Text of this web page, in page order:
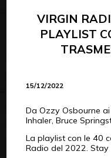
VIRGIN
PLAYLIST
15/12/2022
Da Ozzy Osbourne
Inhaler, Bruce
La playlist con le 40
Radio del 2022. Stay